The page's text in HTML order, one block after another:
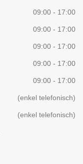
09:00 - 17:00
09:00 - 17:00
09:00 - 17:00
09:00 - 17:00
09:00 - 17:00
(enkel telefonisch)
(enkel telefonisch)